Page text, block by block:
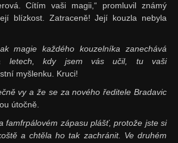
Cítím vaši magii,“ promluvil známý
blízkost. Zatraceně! Její kouzla nebyla
magie každého kouzelníka zanechává
letech, kdy jsem vás učil, tu vaši
myšlenku. Kruci!
vy a že se za nového ředitele Bradavic
útočně.
famfrpálovém zápasu plášť, protože jste si
a chtěla ho tak zachránit. Ve druhém